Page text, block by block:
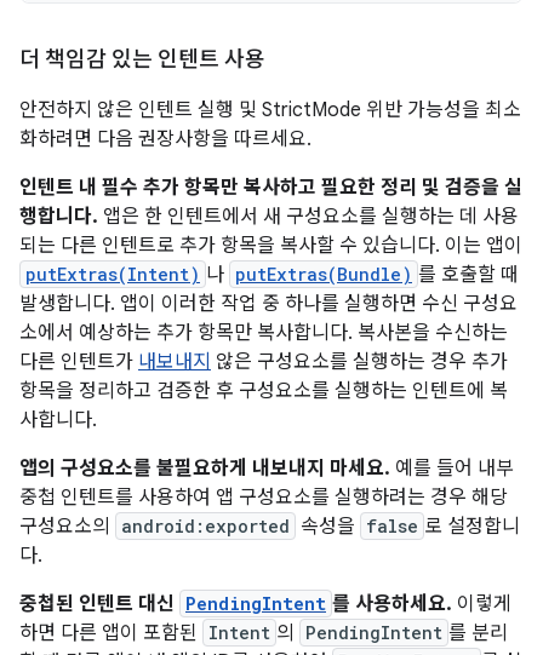
더 책임감 있는 인텐트 사용
안전하지 않은 인텐트 실행 및 StrictMode 위반 가능성을 최소
화하려면 다음 권장사항을 따르세요.
인텐트 내 필수 추가 항목만 복사하고 필요한 정리 및 검증을 실
행합니다. 앱은 한 인텐트에서 새 구성요소를 실행하는 데 사용
되는 다른 인텐트로 추가 항목을 복사할 수 있습니다. 이는 앱이
putExtras(Intent) 나 putExtras(Bundle) 를 호출할 때
발생합니다. 앱이 이러한 작업 중 하나를 실행하면 수신 구성요
소에서 예상하는 추가 항목만 복사합니다. 복사본을 수신하는
다른 인텐트가 내보내지 않은 구성요소를 실행하는 경우 추가
항목을 정리하고 검증한 후 구성요소를 실행하는 인텐트에 복
사합니다.
앱의 구성요소를 불필요하게 내보내지 마세요. 예를 들어 내부
중첩 인텐트를 사용하여 앱 구성요소를 실행하려는 경우 해당
구성요소의
android:exported 속성을 false 로 설정합니
다.
중첩된 인텐트 대신 PendingIntent 를 사용하세요. 이렇게
하면 다른 앱이 포함된 Intent 의 PendingIntent 를 분리